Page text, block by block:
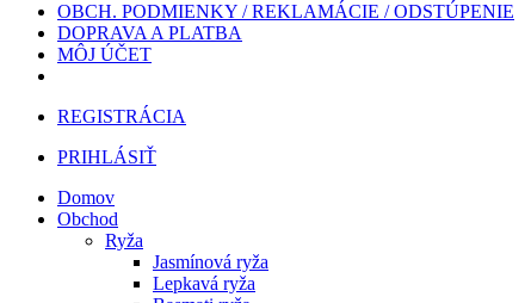
OBCH. PODMIENKY / REKLAMÁCIE / ODSTÚPENIE
DOPRAVA A PLATBA
MÔJ ÚČET
REGISTRÁCIA
PRIHLÁSIŤ
Domov
Obchod
Ryža
Jasmínová ryža
Lepkavá ryža